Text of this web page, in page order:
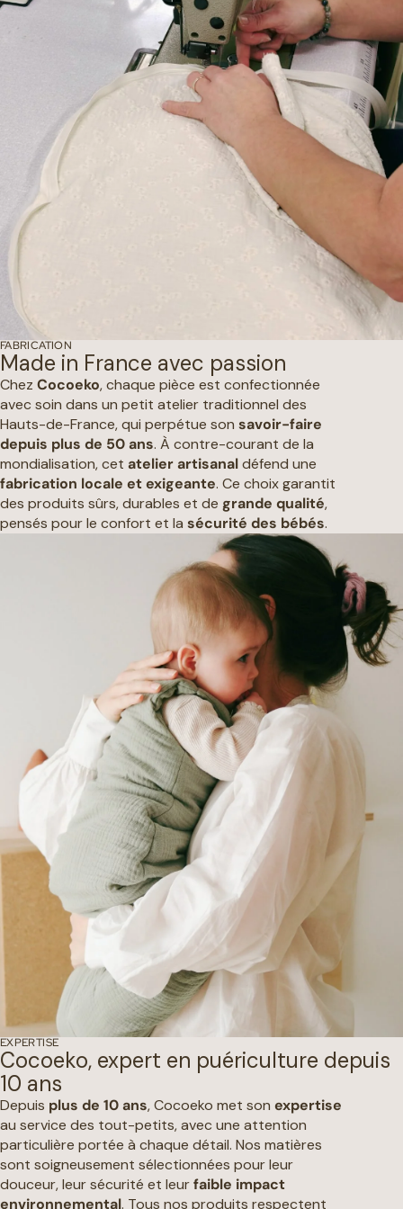
FABRICATION
Made in France avec passion
Chez Cocoeko, chaque pièce est confectionnée
avec soin dans un petit atelier traditionnel des
Hauts-de-France, qui perpétue son savoir-faire
depuis plus de 50 ans. À contre-courant de la
mondialisation, cet atelier artisanaldéfend une
fabrication locale et exigeante. Ce choix garantit
des produits sûrs, durables et de grande qualité,
pensés pour le confort et la sécurité des bébés.
EXPERTISE
Cocoeko, expert en puériculture depuis
10 ans
Depuis plus de 10 ans, Cocoeko met son expertise
au service des tout-petits, avec une attention
particulière portée à chaque détail. Nos matières
sont soigneusement sélectionnées pour leur
douceur, leur sécurité et leurfaible impact
environnemental. Tous nos produits respectent